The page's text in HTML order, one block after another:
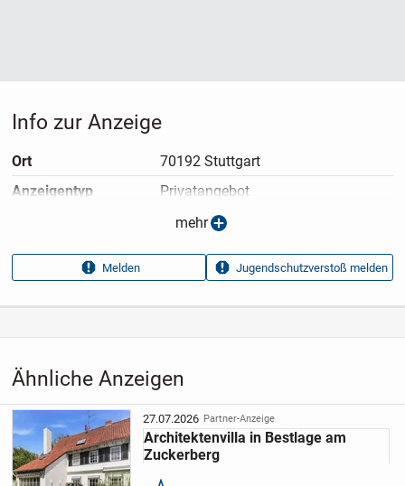
Ähnliche Anzeigen
27.07.2026 Partner-Anzeige
Architektenvilla in Bestlage am
Zuckerberg
Info zur Anzeige
Ort
70192 Stuttgart
Anzeigen­typ
Privatangebot
07.05.2026
Anzeigen­kennung
f44d6186
Aufrufe dieser
9
mehr
Melden Jugendschutzverstoß melden